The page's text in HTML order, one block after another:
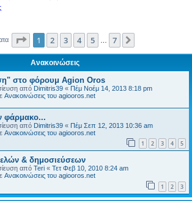
Σελίδα από7
1 2 3 4 5 7
Ανακοινώσεις
στο φόρουμ Agion Oros
από Dimitris39 « Πέμ Νοέμ 14, 2013 8:18 pm
Ανακοινώσεις του agiooros.net
φάρμακο...
από Dimitris39 « Πέμ Σεπ 12, 2013 10:36 am
Ανακοινώσεις του agiooros.net
1 2 3 4 5
& δημοσιεύσεων
από Teri « Τετ Φεβ 10, 2010 8:24 am
Ανακοινώσεις του agiooros.net
1 2 3